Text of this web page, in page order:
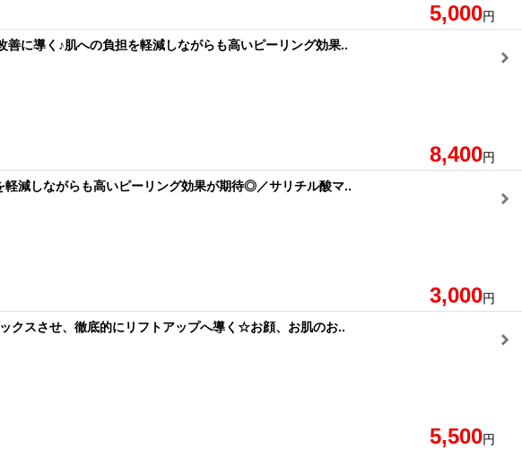
5,000円
に導く♪肌への負担を軽減しながらも高いピーリング効果..
8,400円
減しながらも高いピーリング効果が期待◎／サリチル酸マ..
3,000円
クスさせ、徹底的にリフトアップへ導く☆お顔、お肌のお..
5,500円